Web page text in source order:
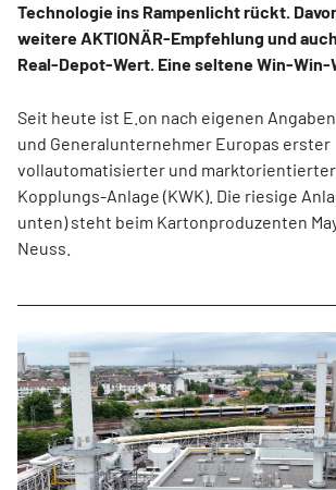
Technologie ins Rampenlicht rückt.
weitere AKTIONÄR-Empfehlung und
Real-Depot-Wert. Eine seltene Win-
Seit heute ist E.on nach eigenen
und Generalunternehmer Europas erster
vollautomatisierter und
Kopplungs-Anlage (KWK). Die riesige
unten) steht beim Kartonproduzenten
Neuss.